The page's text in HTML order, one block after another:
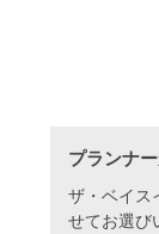
プランナ
ザ・ベイス
せてお選び